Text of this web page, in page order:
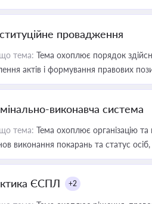
провадження
тема: Тема охоплює порядок
актів і формування правових
виконавча система
тема: Тема охоплює організацію та
виконання покарань та статус
ЄСПЛ +2